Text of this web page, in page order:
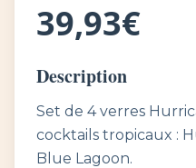
39,93€
Description
Set de 4 verres
cocktails tropicaux :
Blue Lagoon.